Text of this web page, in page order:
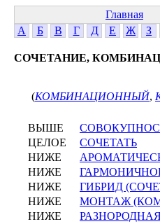
Главная
А
Б В Г Д Е Ж З
СОЧЕТАНИЕ,
(КОМБИНАЦИОННЫЙ,
ВЫШЕ
ЦЕЛОЕ
СОЧЕТАТЬ
НИЖЕ
НИЖЕ
НИЖЕ
ГИБРИД
НИЖЕ
МОНТАЖ
НИЖЕ